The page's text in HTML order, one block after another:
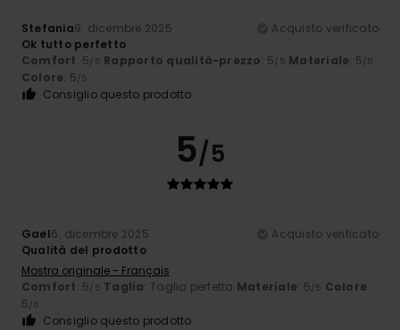
Stefania9. dicembre 2025
Acquisto verificato
Ok tutto perfetto
Comfort: 5/5 Rapporto qualità-prezzo: 5/5 Materiale: 5/5
Colore: 5/5
Consiglio questo prodotto
5/5
Gael6. dicembre 2025
Acquisto verificato
Qualità del prodotto
Mostra originale - Français
Comfort: 5/5 Taglia: Taglia perfetta Materiale: 5/5 Colore:
5/5
Consiglio questo prodotto